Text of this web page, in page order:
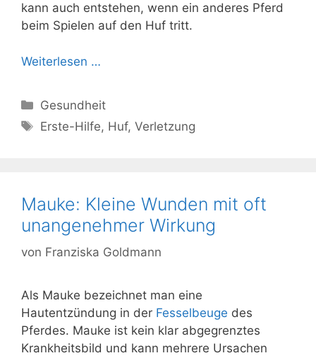
kann auch entstehen, wenn ein anderes Pferd
beim Spielen auf den Huf tritt.
Weiterlesen …
Kategorien
Gesundheit
Schlagwörter
Erste-Hilfe, Huf,Verletzung
Mauke: Kleine Wunden mit oft
unangenehmer Wirkung
von Franziska Goldmann
Als Mauke bezeichnet man eine
Hautentzündung in der Fesselbeuge des
Pferdes. Mauke ist kein klar abgegrenztes
Krankheitsbild und kann mehrere Ursachen